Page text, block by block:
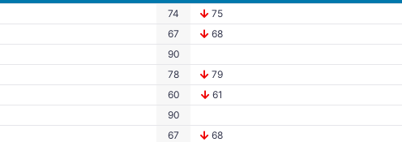
74 75
67 68
90
78 79
60 61
90
67 68